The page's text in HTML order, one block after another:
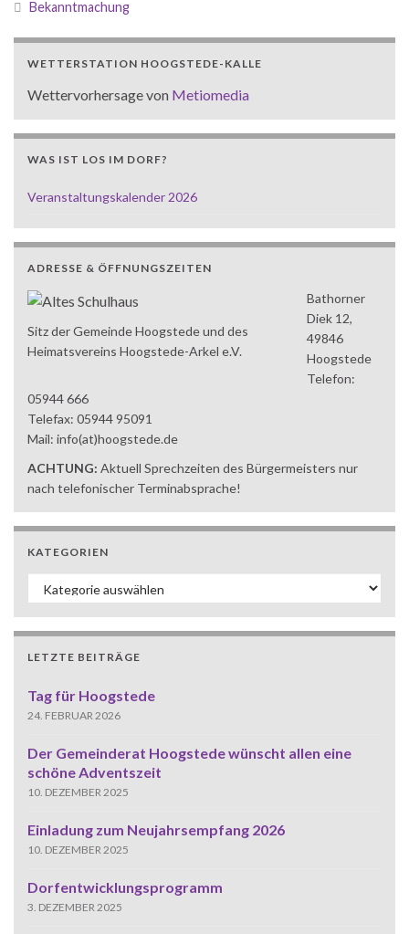
Bekanntmachung
WETTERSTATION HOOGSTEDE-KALLE
Wettervorhersage von Metiomedia
WAS IST LOS IM DORF?
Veranstaltungskalender 2026
ADRESSE & ÖFFNUNGSZEITEN
Sitz der Gemeinde Hoogstede und des
Heimatsvereins Hoogstede-Arkel e.V.
Bathorner
Diek 12,
49846
Hoogstede
Telefon:
05944 666
Telefax: 05944 95091
Mail: info(at)hoogstede.de
ACHTUNG: Aktuell Sprechzeiten des Bürgermeisters nur
nach telefonischer Terminabsprache!
KATEGORIEN
Kategorien
LETZTE BEITRÄGE
Tag für Hoogstede
24. FEBRUAR 2026
Der Gemeinderat Hoogstede wünscht allen eine
schöne Adventszeit
10. DEZEMBER 2025
Einladung zum Neujahrsempfang 2026
10. DEZEMBER 2025
Dorfentwicklungsprogramm
3. DEZEMBER 2025